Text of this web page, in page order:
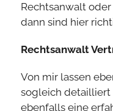
Rechtsanwalt
dann sind hier
Rechtsanwalt
Von mir lassen
sogleich detailliert
ebenfalls eine